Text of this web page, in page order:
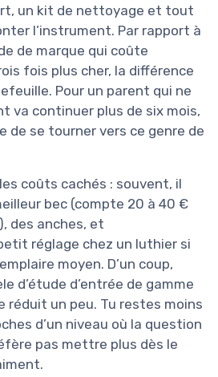
un kit de nettoyage et tout
l’instrument. Par rapport à
de marque qui coûte
fois plus cher, la différence
Pour un parent qui ne
va continuer plus de six mois,
de se tourner vers ce genre de
coûts cachés : souvent, il
bec (compte 20 à 40 €
des anches, et
réglage chez un luthier si
moyen. D’un coup,
d’étude d’entrée de gamme
réduit un peu. Tu restes moins
d’un niveau où la question
pas mettre plus dès le